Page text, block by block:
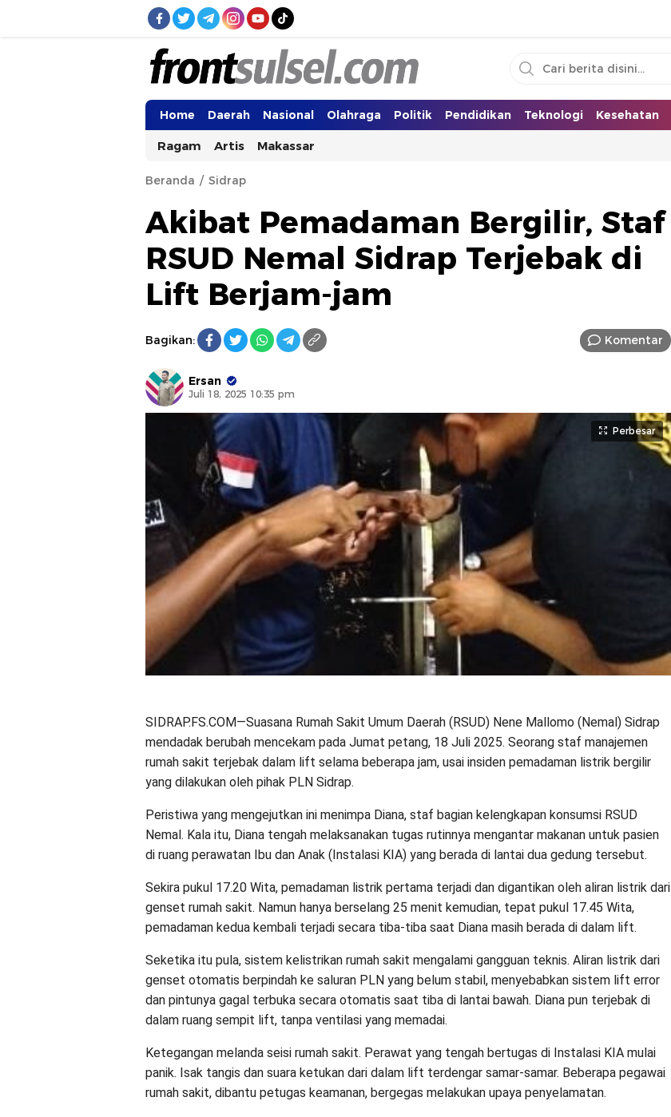
Frontsulsel.com
Terdepan Mengabarkan dari Sulawesi Selatan
Home Daerah Nasional Olahraga Politik Pendidikan Teknologi Kesehatan
Ragam Artis Makassar
Beranda Sidrap
Akibat Pemadaman Bergilir, Staf
RSUD Nemal Sidrap Terjebak di
Lift Berjam-jam
Bagikan: Komentar
Ersan
Juli 18, 2025 10:35 pm
Perbesar
SIDRAP.FS.COM—Suasana Rumah Sakit Umum Daerah (RSUD) Nene Mallomo (Nemal) Sidrap
mendadak berubah mencekam pada Jumat petang, 18 Juli 2025. Seorang staf manajemen
rumah sakit terjebak dalam lift selama beberapa jam, usai insiden pemadaman listrik bergilir
yang dilakukan oleh pihak PLN Sidrap.
Peristiwa yang mengejutkan ini menimpa Diana, staf bagian kelengkapan konsumsi RSUD
Nemal. Kala itu, Diana tengah melaksanakan tugas rutinnya mengantar makanan untuk pasien
di ruang perawatan Ibu dan Anak (Instalasi KIA) yang berada di lantai dua gedung tersebut.
Sekira pukul 17.20 Wita, pemadaman listrik pertama terjadi dan digantikan oleh aliran listrik dari
genset rumah sakit. Namun hanya berselang 25 menit kemudian, tepat pukul 17.45 Wita,
pemadaman kedua kembali terjadi secara tiba-tiba saat Diana masih berada di dalam lift.
Seketika itu pula, sistem kelistrikan rumah sakit mengalami gangguan teknis. Aliran listrik dari
genset otomatis berpindah ke saluran PLN yang belum stabil, menyebabkan sistem lift error
dan pintunya gagal terbuka secara otomatis saat tiba di lantai bawah. Diana pun terjebak di
dalam ruang sempit lift, tanpa ventilasi yang memadai.
Ketegangan melanda seisi rumah sakit. Perawat yang tengah bertugas di Instalasi KIA mulai
panik. Isak tangis dan suara ketukan dari dalam lift terdengar samar-samar. Beberapa pegawai
rumah sakit, dibantu petugas keamanan, bergegas melakukan upaya penyelamatan.